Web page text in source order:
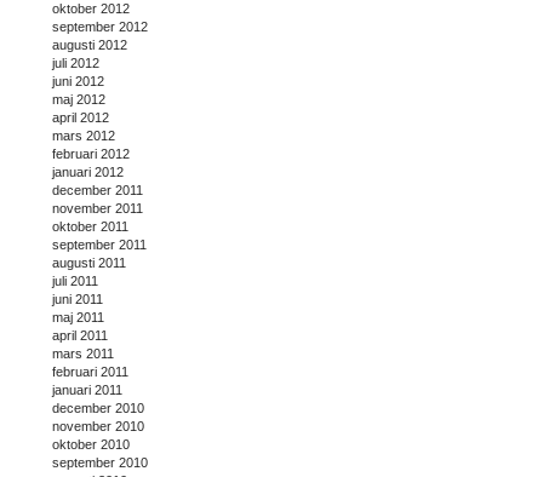
oktober 2012
september 2012
augusti 2012
juli 2012
juni 2012
maj 2012
april 2012
mars 2012
februari 2012
januari 2012
december 2011
november 2011
oktober 2011
september 2011
augusti 2011
juli 2011
juni 2011
maj 2011
april 2011
mars 2011
februari 2011
januari 2011
december 2010
november 2010
oktober 2010
september 2010